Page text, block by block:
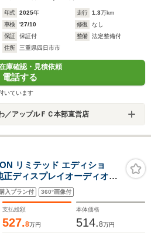
年式 2025年 走行 1.3万km
車検
'27/10 修復
なし
保証
保証付 整備
法定整備付
住所
三重県四日市市
庫確認・見積依頼
電話する
いています
／アップルＦＣ本部直営店
リミテッド エディショ
ディスプレイオーディオ
ネクト ホンダセンシン
アトラフィックモニター
ビーム シートヒーター
購入プラン付 360°画像付
支払総額
527.8万円
本体価格
514.8万円